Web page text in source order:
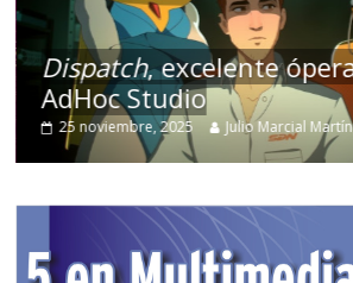
Dispatch, excelente
AdHoc Studio
25 noviembre, 2025 Julio Marcial